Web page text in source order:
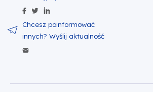
Udostępnij zawartość na
Udostępnij zawartość na